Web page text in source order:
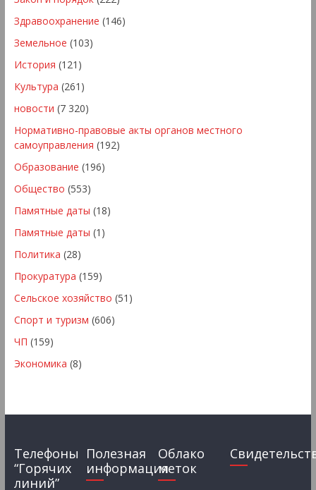
Здравоохранение (146)
Земельное (103)
История (121)
Культура (261)
новости (7 320)
Нормативно-правовые акты органов местного
самоуправления (192)
Образование (196)
Общество (553)
Памятные даты (18)
Памятные даты (1)
Политика (28)
Прокуратура (159)
Сельское хозяйство (51)
Спорт и туризм (606)
ЧП (159)
Экономика (8)
Телефоны
“Горячих
линий”
Полезная
информация
Облако
меток